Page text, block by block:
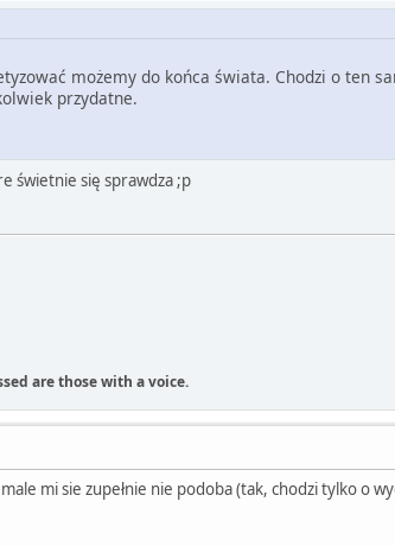
możemy do końca świata. Chodzi o ten
przydatne.
świetnie się sprawdza ;p
are those with a voice.
mi sie zupełnie nie podoba (tak, chodzi tylko o